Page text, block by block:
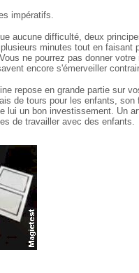
impératifs.
aucune difficulté, deux
minutes tout en
ne pourrez pas donner
encore s'émerveiller
repose en grande partie sur
de tours pour les enfants,
lui un bon investissement. Un
de travailler avec des enfants.